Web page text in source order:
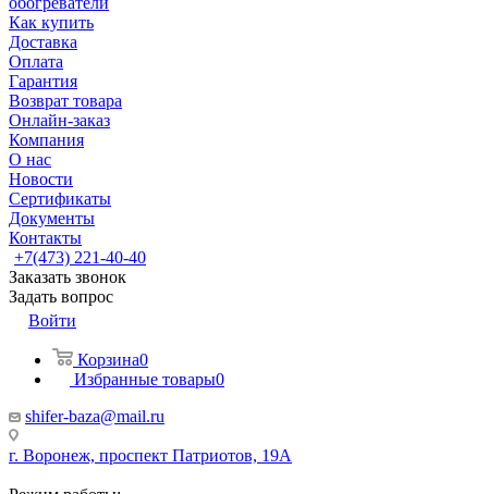
Как купить
Доставка
Оплата
Гарантия
Возврат товара
Онлайн-заказ
Компания
О нас
Новости
Сертификаты
Документы
Контакты
+7(473) 221-40-40
Заказать звонок
Задать вопрос
Войти
Корзина0
Избранные товары0
shifer-baza@mail.ru
г. Воронеж, проспект Патриотов, 19А